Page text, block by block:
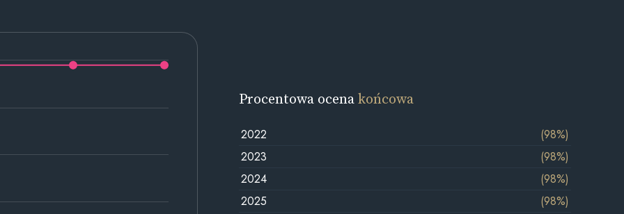
Procentowa ocenakońcowa
2022
(98%)
2023
(98%)
2024
(98%)
2025
(98%)